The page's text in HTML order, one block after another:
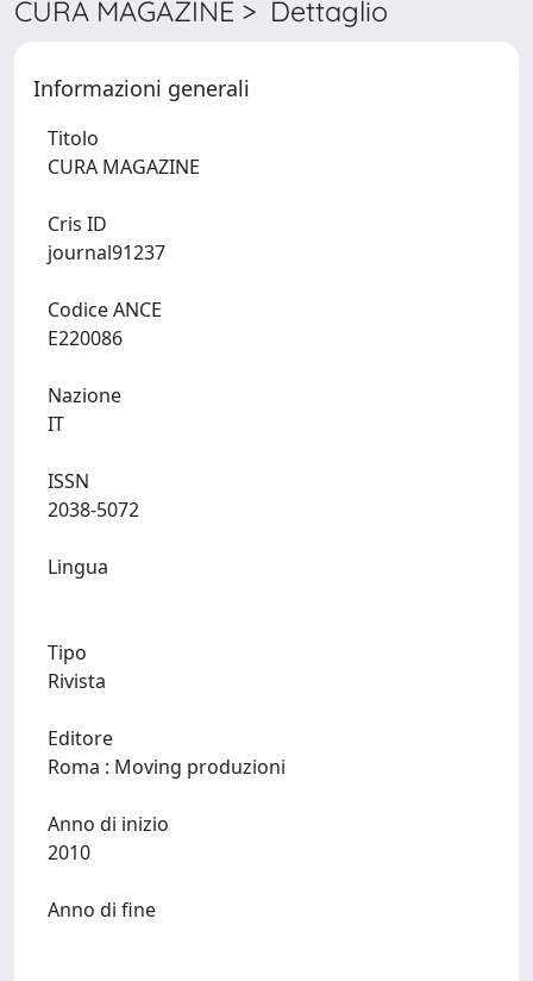
CURA MAGAZINE > Dettaglio
Informazioni generali
Titolo
Cris ID
Codice ANCE
Nazione
ISSN
Lingua
Tipo
Rivista
Editore
Anno di inizio
Anno di fine